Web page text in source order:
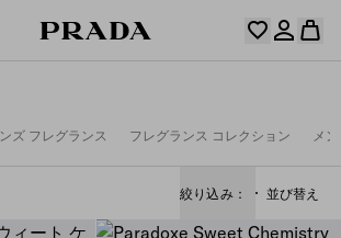
ピングバッグに商品はありません。
カウントにログインまたは登録
し、お気に入りのアイテムをすべてウ
ストに保存しておきましょう。
カウントにログインまたは登録
ズ フレグランス フレグランス コレクション メ
絞り込み： 並び替え